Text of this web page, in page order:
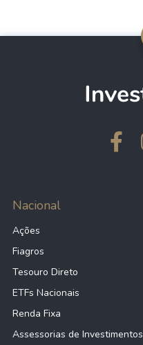
Nacional
Ações
Fiagros
Tesouro Direto
ETFs Nacionais
Renda Fixa
Assessorias de Investimentos